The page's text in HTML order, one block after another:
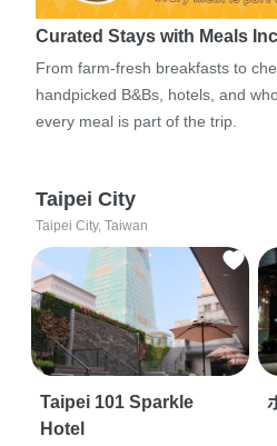
Curated Stays with Meals
From farm-fresh breakfasts to
handpicked B&Bs, hotels, and
every meal is part of the trip.
Taipei City
Taipei City, Taiwan
Taipei 101 Sparkle
Hotel